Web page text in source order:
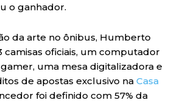
o ganhador.
da arte no ônibus, Humberto
camisas oficiais, um computador
uma mesa digitalizadora e
de apostas exclusivo na Casa
foi definido com 57% da